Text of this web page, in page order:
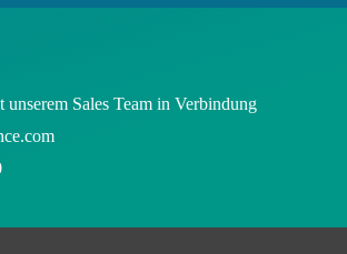
unserem Sales Team in Verbindung